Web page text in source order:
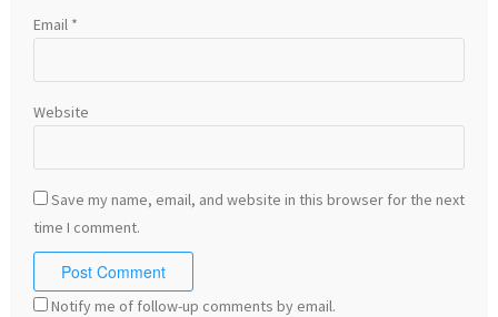
Email *
Website
Save my name, email, and website in this browser for the next
time I comment.
Notify me of follow-up comments by email.